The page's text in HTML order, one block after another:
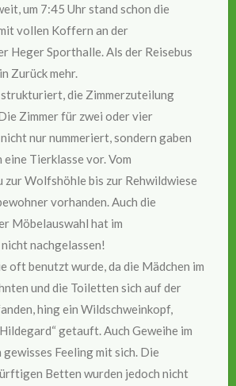
um 7:45 Uhr stand schon die
vollen Koffern an der
Heger Sporthalle. Als der Reisebus
Zurück mehr.
die Zimmerzuteilung
Zimmer für zwei oder vier
nur nummeriert, sondern gaben
Tierklasse vor. Vom
zur Wolfshöhle bis zur Rehwildwiese
vorhanden. Auch die
Möbelauswahl hat im
nachgelassen!
oft benutzt wurde, da die Mädchen im
und die Toiletten sich auf der
hing ein Wildschweinkopf,
getauft. Auch Geweihe im
Feeling mit sich. Die
Betten wurden jedoch nicht